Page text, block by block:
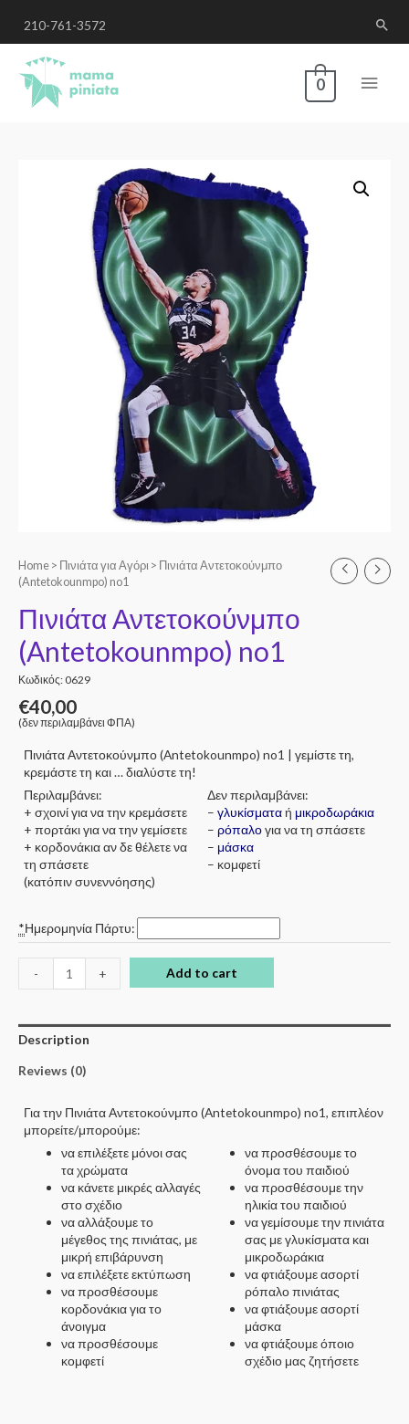
210-761-3572
0
Home > Πινιάτα για Αγόρι > Πινιάτα Αντετοκούνμπο
(Antetokounmpo) no1
Πινιάτα Αντετοκούνμπο
(Antetokounmpo) no1
Κωδικός: 0629
€40,00
(δεν περιλαμβάνει ΦΠΑ)
Πινιάτα Αντετοκούνμπο (Antetokounmpo) no1 | γεμίστε τη,
κρεμάστε τη και … διαλύστε τη!
Περιλαμβάνει:
+ σχοινί για να την κρεμάσετε
+ πορτάκι για να την γεμίσετε
+ κορδονάκια αν δε θέλετε να
τη σπάσετε
(κατόπιν συνεννόησης)
Δεν περιλαμβάνει:
– γλυκίσματαή μικροδωράκια
– ρόπαλογια να τη σπάσετε
– μάσκα
– κομφετί
*Ημερομηνία Πάρτυ:
- + Add to cart
Description
Reviews (0)
Για την Πινιάτα Αντετοκούνμπο (Antetokounmpo) no1, επιπλέον
μπορείτε/μπορούμε:
να επιλέξετε μόνοι σας
τα χρώματα
να κάνετε μικρές αλλαγές
στο σχέδιο
να αλλάξουμε το
μέγεθος της πινιάτας, με
μικρή επιβάρυνση
να επιλέξετε εκτύπωση
να προσθέσουμε
κορδονάκια για το
άνοιγμα
να προσθέσουμε
κομφετί
να προσθέσουμε το
όνομα του παιδιού
να προσθέσουμε την
ηλικία του παιδιού
να γεμίσουμε την πινιάτα
σας με γλυκίσματα και
μικροδωράκια
να φτιάξουμε ασορτί
ρόπαλο πινιάτας
να φτιάξουμε ασορτί
μάσκα
να φτιάξουμε όποιο
σχέδιο μας ζητήσετε